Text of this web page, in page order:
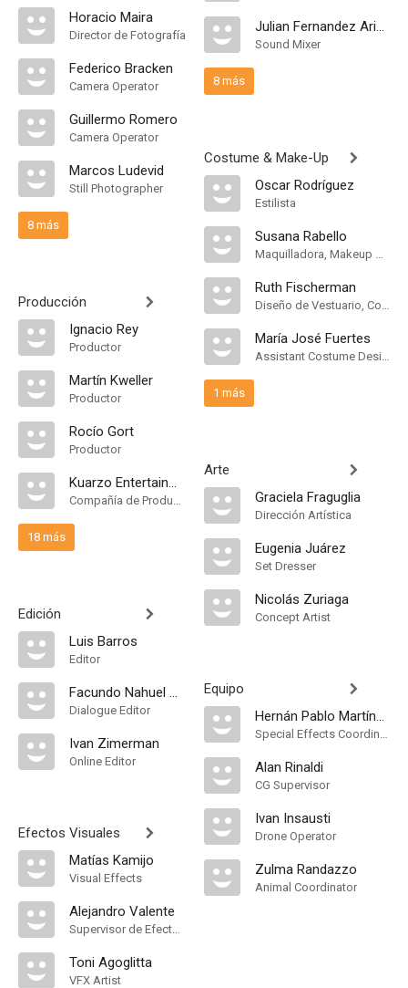
Horacio Maira
Director de Fotografía
Federico Bracken
Camera Operator
Guillermo Romero
Camera Operator
Marcos Ludevid
Still Photographer
8 más
Producción
Ignacio Rey
Productor
Martín Kweller
Productor
Rocío Gort
Productor
Kuarzo Entertainment Argentina
Compañía de Produccion
18 más
Edición
Luis Barros
Editor
Facundo Nahuel Gómez
Dialogue Editor
Ivan Zimerman
Online Editor
Efectos Visuales
Matías Kamijo
Visual Effects
Alejandro Valente
Supervisor de Efectos Visuales
Toni Agoglitta
VFX Artist
Julian Fernandez Arizzi
Sound Mixer
8 más
Costume & Make-Up
Oscar Rodríguez
Estilista
Susana Rabello
Maquilladora, Makeup & Hair
Ruth Fischerman
Diseño de Vestuario, Costume Designer
María José Fuertes
Assistant Costume Designer
1 más
Arte
Graciela Fraguglia
Dirección Artística
Eugenia Juárez
Set Dresser
Nicolás Zuriaga
Concept Artist
Equipo
Hernán Pablo Martínez
Special Effects Coordinator
Alan Rinaldi
CG Supervisor
Ivan Insausti
Drone Operator
Zulma Randazzo
Animal Coordinator